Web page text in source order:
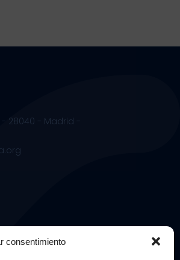
consentimiento
- 28040 - Madrid -